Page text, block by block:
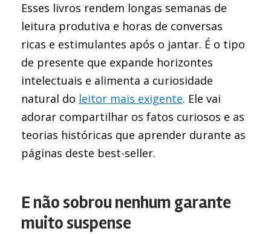
Esses livros rendem longas semanas de
leitura produtiva e horas de conversas
ricas e estimulantes após o jantar. É o tipo
de presente que expande horizontes
intelectuais e alimenta a curiosidade
natural do leitor mais exigente. Ele vai
adorar compartilhar os fatos curiosos e as
teorias históricas que aprender durante as
páginas deste best-seller.
E não sobrou nenhum garante
muito suspense